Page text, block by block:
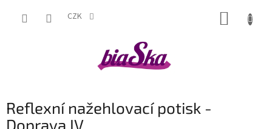
CZK
Reflexní nažehlovací potisk -
Doprava IV